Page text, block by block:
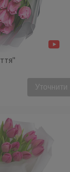
Уточнити